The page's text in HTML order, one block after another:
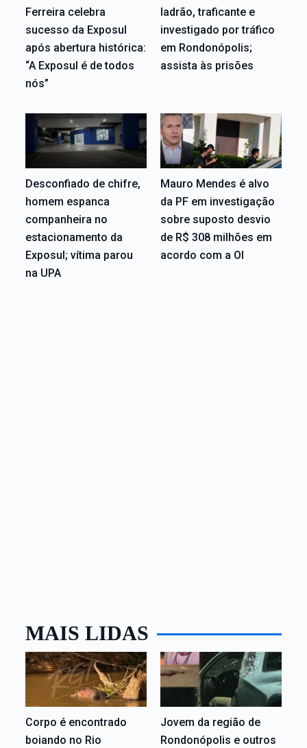
Ferreira celebra
sucesso da Exposul
após abertura histórica:
“A Exposul é de todos
nós”
ladrão, traficante e
investigado por tráfico
em Rondonópolis;
assista às prisões
Desconfiado de chifre,
homem espanca
companheira no
estacionamento da
Exposul; vítima parou
na UPA
Mauro Mendes é alvo
da PF em investigação
sobre suposto desvio
de R$ 308 milhões em
acordo com a OI
MAIS LIDAS
Corpo é encontrado
boiando no Rio
Jovem da região de
Rondonópolis e outros